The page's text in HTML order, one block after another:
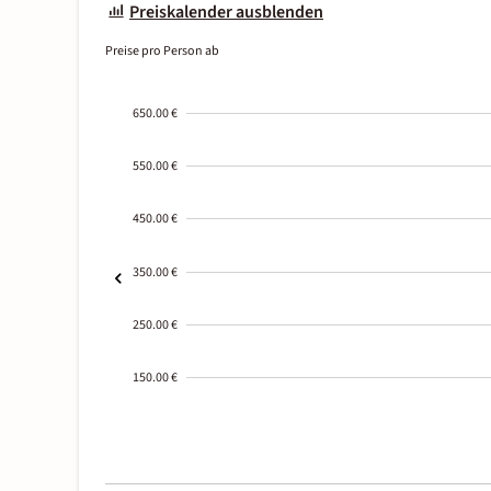
Preiskalender ausblenden
Preise pro Person ab
650.00 €
550.00 €
450.00 €
350.00 €
250.00 €
150.00 €
01-02